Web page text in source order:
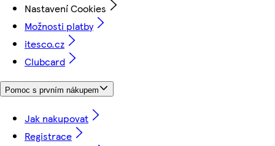
Nastavení Cookies
Možnosti platby
itesco.cz
Clubcard
Pomoc s prvním nákupem
Jak nakupovat
Registrace